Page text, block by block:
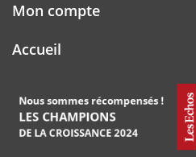
Mon compte
Accueil